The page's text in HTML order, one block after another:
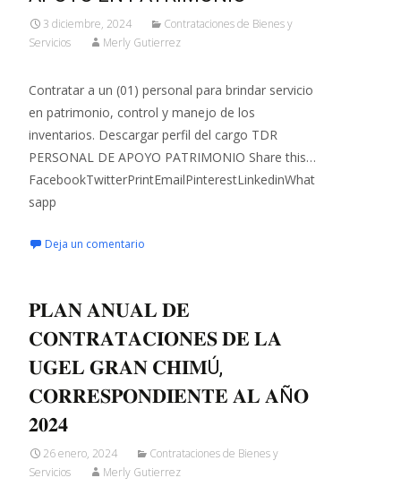
3 diciembre, 2024
Contrataciones de Bienes y
Servicios
Merly Gutierrez
Contratar a un (01) personal para brindar servicio
en patrimonio, control y manejo de los
inventarios. Descargar perfil del cargo TDR
PERSONAL DE APOYO PATRIMONIO Share this…
FacebookTwitterPrintEmailPinterestLinkedinWhat
sapp
Deja un comentario
𝐏𝐋𝐀𝐍 𝐀𝐍𝐔𝐀𝐋 𝐃𝐄
𝐂𝐎𝐍𝐓𝐑𝐀𝐓𝐀𝐂𝐈𝐎𝐍𝐄𝐒 𝐃𝐄 𝐋𝐀
𝐔𝐆𝐄𝐋 𝐆𝐑𝐀𝐍 𝐂𝐇𝐈𝐌Ú,
𝐂𝐎𝐑𝐑𝐄𝐒𝐏𝐎𝐍𝐃𝐈𝐄𝐍𝐓𝐄 𝐀𝐋 𝐀Ñ𝐎
𝟐𝟎𝟐𝟒
26 enero, 2024
Contrataciones de Bienes y
Servicios
Merly Gutierrez